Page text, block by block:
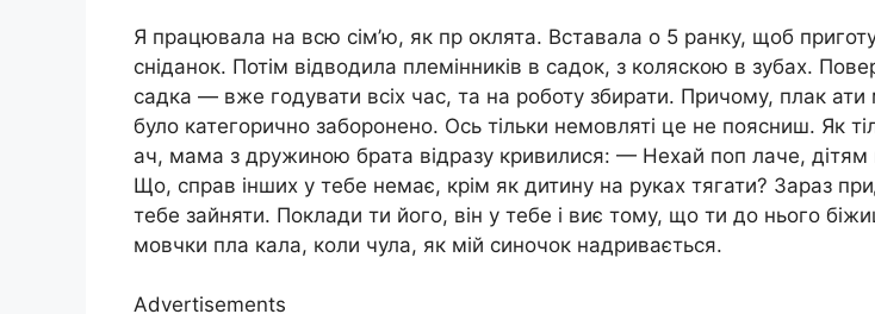
Я працювала на всю сім’ю, як пр оклята. Вставала о 5 ранку, щоб
сніданок. Потім відводила племінників в садок, з коляскою в зубах.
садка — вже годувати всіх час, та на роботу збирати. Причому, плак ати
було категорично заборонено. Ось тільки немовляті це не поясниш. Як
ач, мама з дружиною брата відразу кривилися: — Нехай поп лаче, дітям
Що, справ інших у тебе немає, крім як дитину на руках тягати? Зараз
тебе зайняти. Поклади ти його, він у тебе і виє тому, що ти до нього
мовчки пла кала, коли чула, як мій синочок надривається.
Advertisements